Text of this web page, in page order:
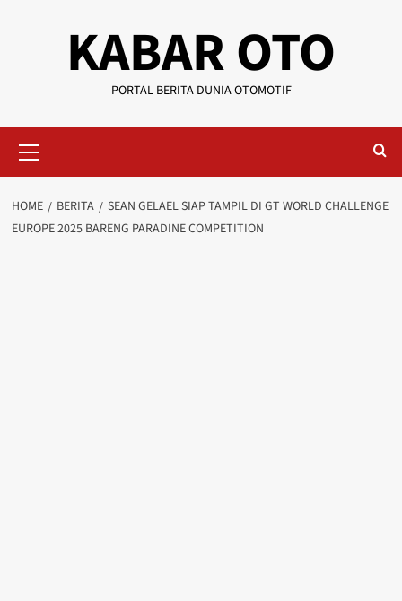
KABAR OTO
PORTAL BERITA DUNIA OTOMOTIF
HOME BERITA
SEAN GELAEL SIAP TAMPIL DI GT WORLD CHALLENGE
EUROPE 2025 BARENG PARADINE COMPETITION